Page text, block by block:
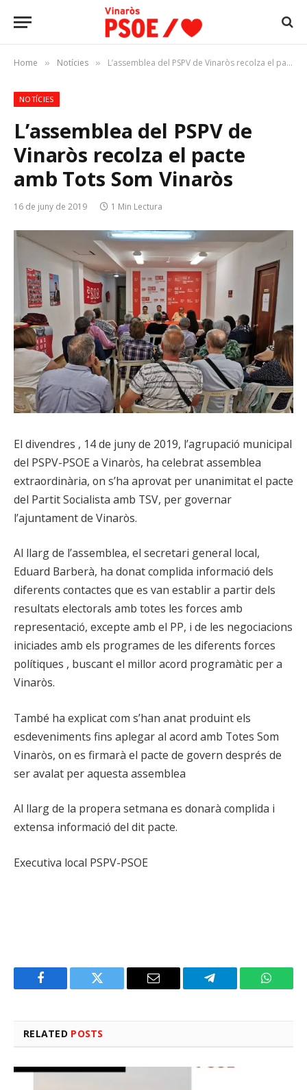
Home » Notícies » L’assemblea del PSPV de Vinaròs recolza el pacte amb Tots Som Vinaròs
NOTÍCIES
L’assemblea del PSPV de
Vinaròs recolza el pacte
amb Tots Som Vinaròs
16 de juny de 2019 1 Min Lectura
El divendres , 14 de juny de 2019, l’agrupació municipal
del PSPV-PSOE a Vinaròs, ha celebrat assemblea
extraordinària, on s’ha aprovat per unanimitat el pacte
del Partit Socialista amb TSV, per governar
l’ajuntament de Vinaròs.
Al llarg de l’assemblea, el secretari general local,
Eduard Barberà, ha donat complida informació dels
diferents contactes que es van establir a partir dels
resultats electorals amb totes les forces amb
representació, excepte amb el PP, i de les negociacions
iniciades amb els programes de les diferents forces
polítiques , buscant el millor acord programàtic per a
Vinaròs.
També ha explicat com s’han anat produint els
esdeveniments fins aplegar al acord amb Totes Som
Vinaròs, on es firmarà el pacte de govern després de
ser avalat per aquesta assemblea
Al llarg de la propera setmana es donarà complida i
extensa informació del dit pacte.
Executiva local PSPV-PSOE
Facebook Twitter Email Telegram
RELATED POSTS